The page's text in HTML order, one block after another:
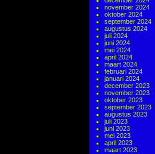
november 2024
oktober 2024
september 2024
augustus 2024
juli 2024
juni 2024
mei 2024
april 2024
maart 2024
februari 2024
januari 2024
december 2023
november 2023
oktober 2023
september 2023
augustus 2023
juli 2023
juni 2023
mei 2023
april 2023
maart 2023